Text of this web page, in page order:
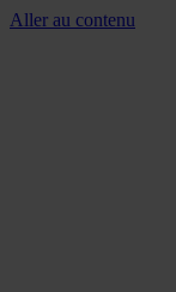
Aller au contenu